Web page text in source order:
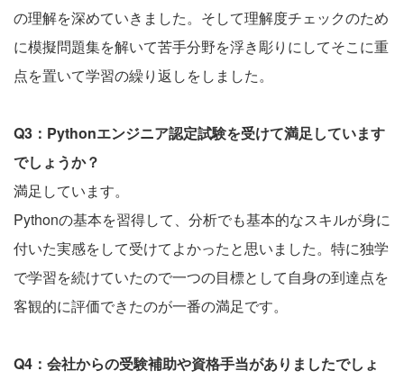
の理解を深めていきました。そして理解度チェックのため
に模擬問題集を解いて苦手分野を浮き彫りにしてそこに重
点を置いて学習の繰り返しをしました。
Q3：Pythonエンジニア認定試験を受けて満足しています
でしょうか？
満足しています。
Pythonの基本を習得して、分析でも基本的なスキルが身に
付いた実感をして受けてよかったと思いました。特に独学
で学習を続けていたので一つの目標として自身の到達点を
客観的に評価できたのが一番の満足です。
Q4：会社からの受験補助や資格手当がありましたでしょ